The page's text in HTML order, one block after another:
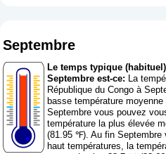
Septembre
Le temps typique
Septembre est-ce: La
République du Congo à
basse température
Septembre vous pouvez
température la plus élevée
(81.95 ℉). Au fin Septembre
haut températures, la